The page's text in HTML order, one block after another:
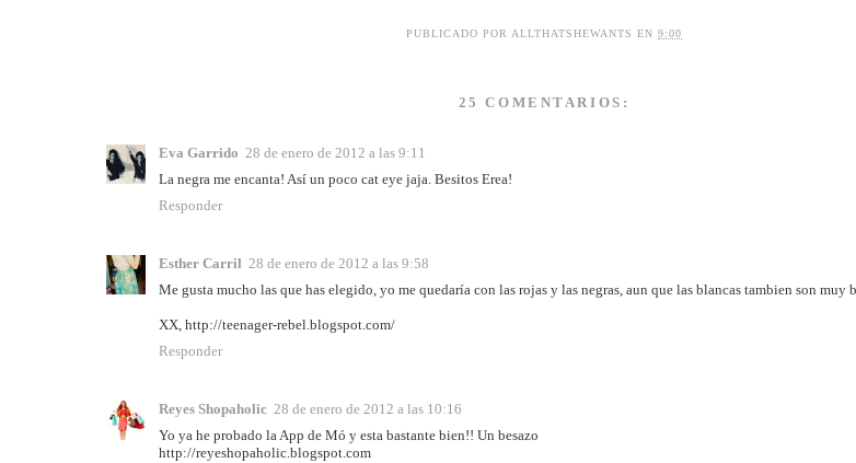
PUBLICADO POR ALLTHATSHEWANTS EN 9:00
25 COMENTARIOS:
Eva Garrido 28 de enero de 2012 a las 9:11
La negra me encanta! Así un poco cat eye jaja. Besitos Erea!
Responder
Esther Carril 28 de enero de 2012 a las 9:58
Me gusta mucho las que has elegido, yo me quedaría con las rojas y las negras, aun que las blancas tambien son muy
XX, http://teenager-rebel.blogspot.com/
Responder
Reyes Shopaholic 28 de enero de 2012 a las 10:16
Yo ya he probado la App de Mó y esta bastante bien!! Un besazo
http://reyeshopaholic.blogspot.com